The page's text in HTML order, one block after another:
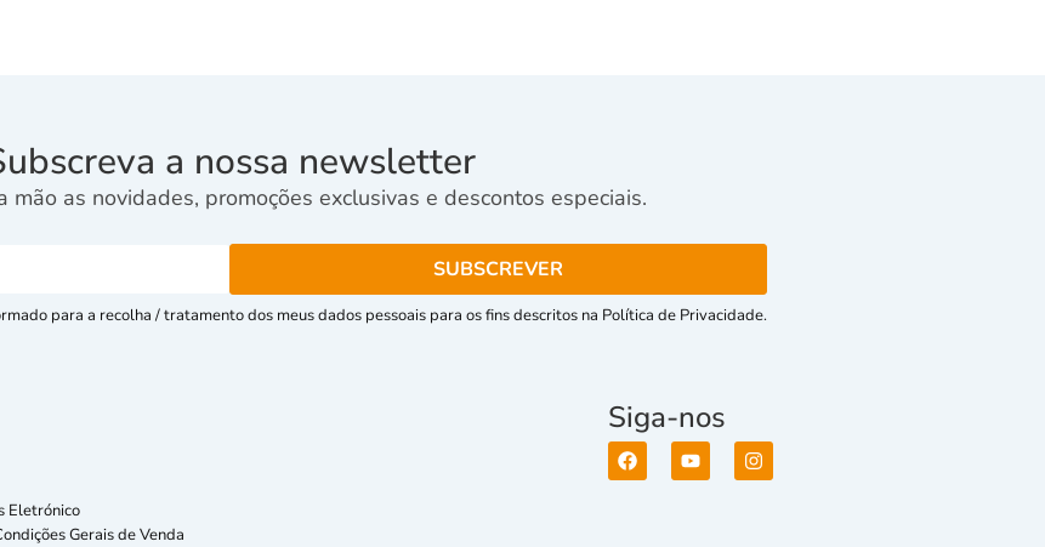
a nossa newsletter
mão as novidades, promoções exclusivas e descontos especiais.
para a recolha / tratamento dos meus dados pessoais para os fins descritos na Política de Privacidade.
Eletrónico
Gerais de Venda
Siga-nos